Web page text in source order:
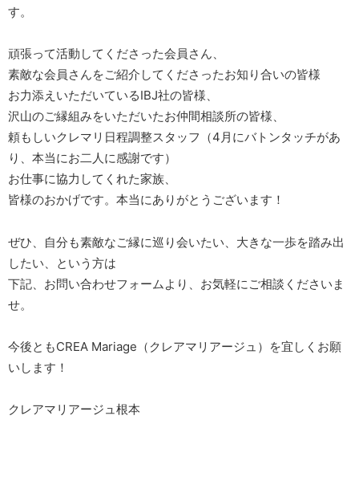
す。
頑張って活動してくださった会員さん、
素敵な会員さんをご紹介してくださったお知り合いの皆様
お力添えいただいているIBJ社の皆様、
沢山のご縁組みをいただいたお仲間相談所の皆様、
頼もしいクレマリ日程調整スタッフ（4月にバトンタッチがあ
り、本当にお二人に感謝です）
お仕事に協力してくれた家族、
皆様のおかげです。本当にありがとうございます！
ぜひ、自分も素敵なご縁に巡り会いたい、大きな一歩を踏み出
したい、という方は
下記、お問い合わせフォームより、お気軽にご相談くださいま
せ。
今後ともCREA Mariage（クレアマリアージュ）を宜しくお願
いします！
クレアマリアージュ根本